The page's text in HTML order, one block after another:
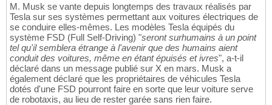
M. Musk se vante depuis longtemps des travaux réalisés par
Tesla sur ses systèmes permettant aux voitures électriques de
se conduire elles-mêmes. Les modèles Tesla équipés du
système FSD (Full Self-Driving) "seront surhumains à un point
tel qu'il semblera étrange à l'avenir que des humains aient
conduit des voitures, même en étant épuisés et ivres", a-t-il
déclaré dans un message publié sur X en mars. Musk a
également déclaré que les propriétaires de véhicules Tesla
dotés d'une FSD pourront faire en sorte que leur voiture serve
de robotaxis, au lieu de rester garée sans rien faire.